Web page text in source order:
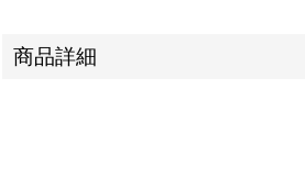
商品詳細